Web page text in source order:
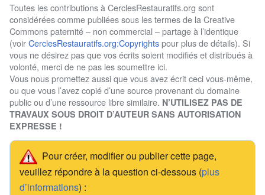
Toutes les contributions à CerclesRestauratifs.org sont
considérées comme publiées sous les termes de la Creative
Commons paternité – non commercial – partage à l’identique
(voirCerclesRestauratifs.org:Copyrightspour plus de détails). Si
vous ne désirez pas que vos écrits soient modifiés et distribués à
volonté, merci de ne pas les soumettre ici.
Vous nous promettez aussi que vous avez écrit ceci vous-même,
ou que vous l’avez copié d’une source provenant du domaine
public ou d’une ressource libre similaire. N’UTILISEZ PAS DE
TRAVAUX SOUS DROIT D’AUTEUR SANS AUTORISATION
EXPRESSE !
Pour créer, modifier ou publier cette page,
veuillez répondre à la question ci-dessous (plus
d’informations) :